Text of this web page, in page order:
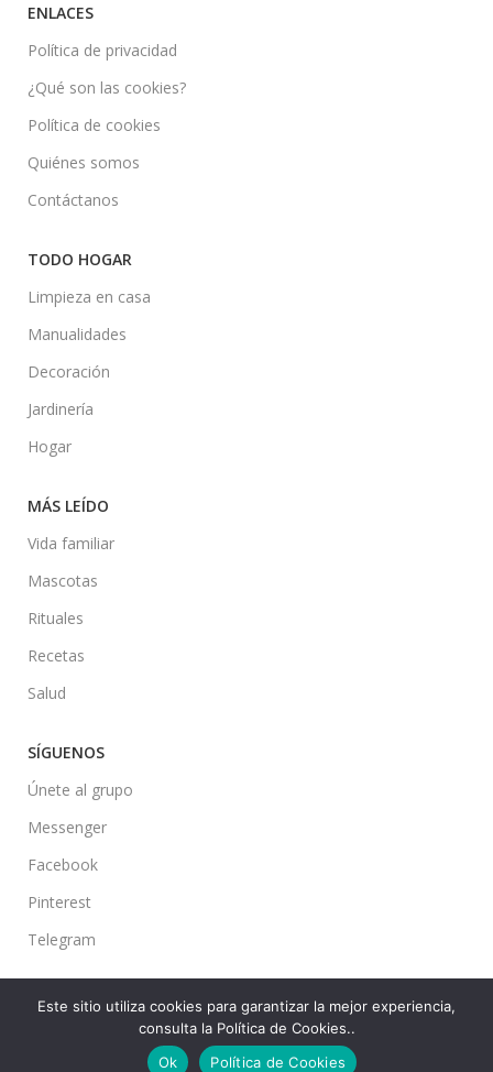
ENLACES
Política de privacidad
¿Qué son las cookies?
Política de cookies
Quiénes somos
Contáctanos
TODO HOGAR
Limpieza en casa
Manualidades
Decoración
Jardinería
Hogar
MÁS LEÍDO
Vida familiar
Mascotas
Rituales
Recetas
Salud
SÍGUENOS
Únete al grupo
Messenger
Facebook
Pinterest
Telegram
2022 Created ByCMS. Premium Blog Solutions.
Este sitio utiliza cookies para garantizar la mejor experiencia,
consulta la Política de Cookies..
Ok
Política de Cookies